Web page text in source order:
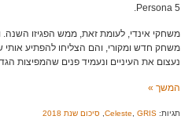
Persona 5.
משחקי אינדי, לעומת זאת, ממש הפגיזו השנה.
משחק חדש ומקורי, והם הצליחו להפתיע אותי
נעצום את העיניים ונעמיד פנים שהמפיצות
המשך »
תגיות: Celeste GRIS סיכום שנת 2018